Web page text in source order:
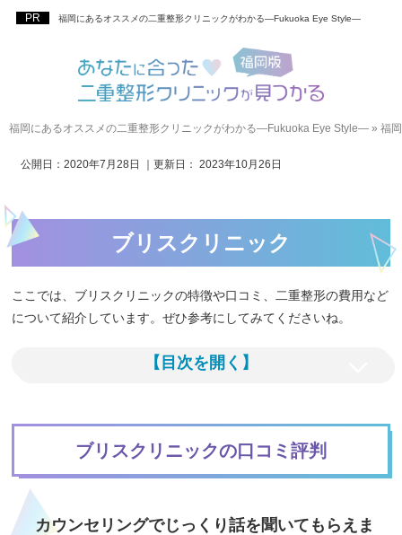
福岡にあるオススメの二重整形クリニックがわかる―Fukuoka Eye Style―
福岡にあるオススメの二重整形クリニックがわかる―Fukuoka Eye Style― » 福
公開日：2020年7月28日 ｜更新日：2023年10月26日
ブリスクリニック
ここでは、ブリスクリニックの特徴や口コミ、二重整形の費用など
について紹介しています。ぜひ参考にしてみてくださいね。
【目次を開く】
ブリスクリニックの口コミ評判
カウンセリングでじっくり話を聞いてもらえま